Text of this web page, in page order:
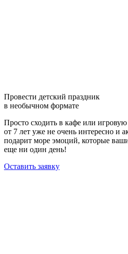
Провести детский праздник
в необычном формате
Просто сходить в кафе или игровую
от 7 лет уже не очень интересно и
подарит море эмоций, которые
еще ни один день!
Оставить заявку